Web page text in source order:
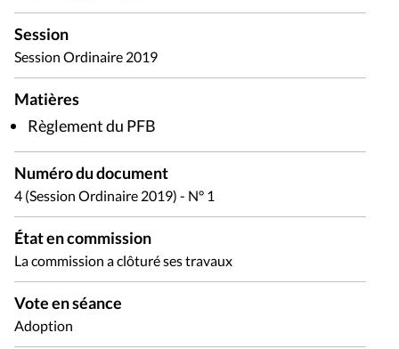
Session
Session Ordinaire 2019
Matières
Règlement du PFB
Numéro du document
4 (Session Ordinaire 2019) - N° 1
État en commission
La commission a clôturé ses travaux
Vote en séance
Adoption